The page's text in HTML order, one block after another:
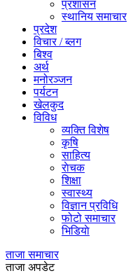
प्रशासन
स्थानिय समाचार
प्रदेश
विचार / ब्लग
बिश्व
अर्थ
मनोरञ्जन
पर्यटन
खेलकुद
विविध
व्यक्ति विशेष
कृषि
साहित्य
राेचक
शिक्षा
स्वास्थ्य
विज्ञान प्रविधि
फोटो समाचार
भिडियाे
ताजा समाचार
ताजा अपडेट